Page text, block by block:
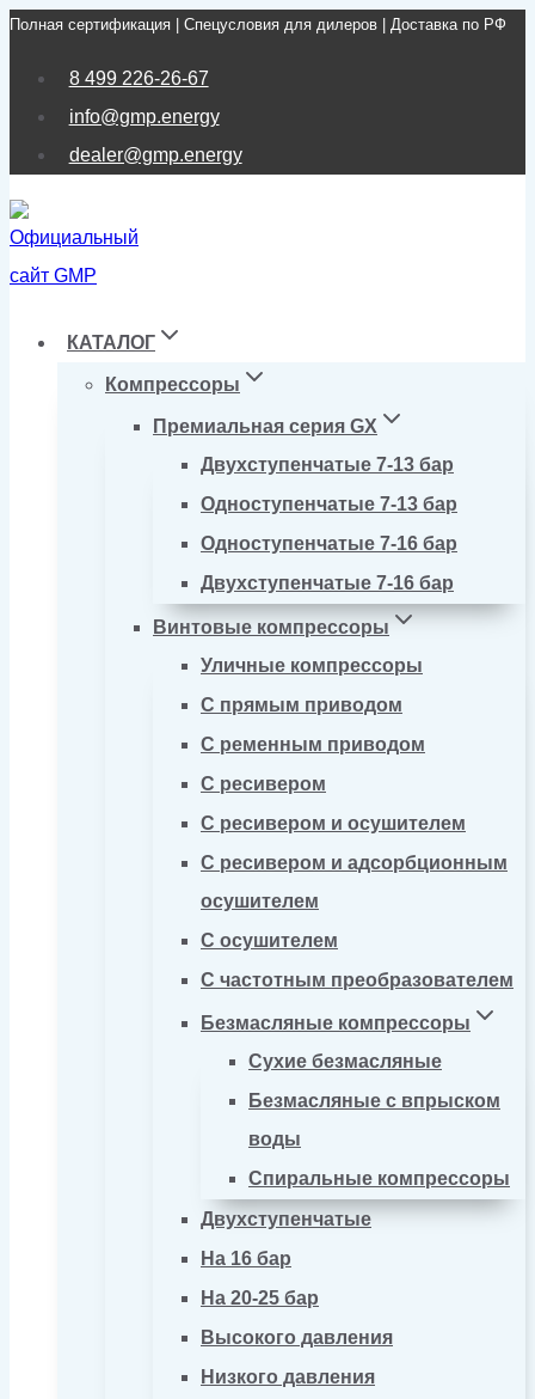
Перейти
Полная сертификация | Спецусловия для дилеров | Доставка по РФ
8 499 226-26-67
info@gmp.energy
dealer@gmp.energy
КАТАЛОГ
Компрессоры
Премиальная серия GX
Двухступенчатые 7-13 бар
Одноступенчатые 7-13 бар
Одноступенчатые 7-16 бар
Двухступенчатые 7-16 бар
Винтовые компрессоры
Уличные компрессоры
С прямым приводом
С ременным приводом
С ресивером
С ресивером и осушителем
С ресивером и адсорбционным
осушителем
С осушителем
С частотным преобразователем
Безмасляные компрессоры
Сухие безмасляные
Безмасляные с впрыском
воды
Спиральные компрессоры
Двухступенчатые
На 16 бар
На 20-25 бар
Высокого давления
Низкого давления